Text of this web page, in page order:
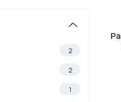
2
2
1